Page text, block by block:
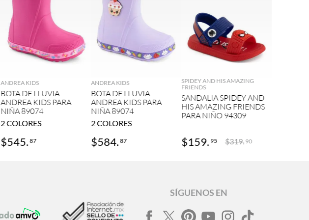
AGREGAR
ANDREA KIDS
BOTA DE LLUVIA
ANDREA KIDS PARA
NIÑA 89074
2COLORES
$545.87
AGREGAR
ANDREA KIDS
BOTA DE LLUVIA
ANDREA KIDS PARA
NIÑA 89074
2COLORES
$584.87
AGREGAR
SPIDEY AND HIS AMAZING
FRIENDS
SANDALIA SPIDEY AND
HIS AMAZING FRIENDS
PARA NIÑO 94309
$159. 95 $319. 90
SÍGUENOS EN